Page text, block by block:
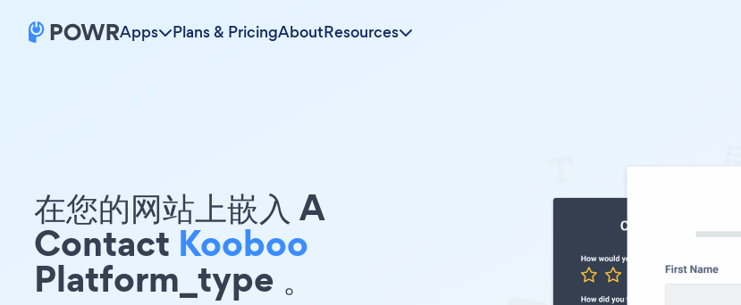
Apps Plans & PricingAboutResources
在您的网站上嵌入 A
Contact Kooboo
Platform_type 。